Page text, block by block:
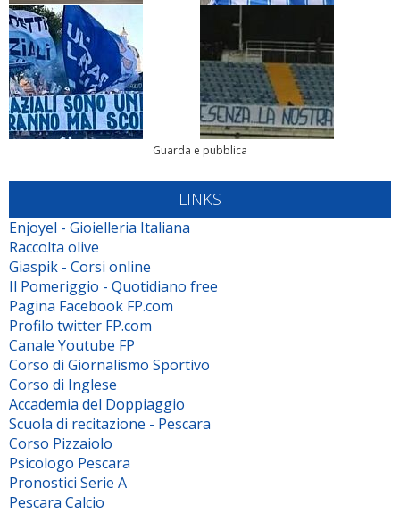
Guarda e pubblica
LINKS
Enjoyel - Gioielleria Italiana
Raccolta olive
Giaspik - Corsi online
Il Pomeriggio - Quotidiano free
Pagina Facebook FP.com
Profilo twitter FP.com
Canale Youtube FP
Corso di Giornalismo Sportivo
Corso di Inglese
Accademia del Doppiaggio
Scuola di recitazione - Pescara
Corso Pizzaiolo
Psicologo Pescara
Pronostici Serie A
Pescara Calcio